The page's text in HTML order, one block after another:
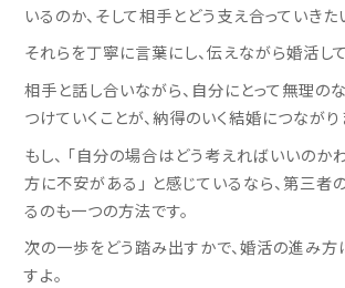
いるのか、そして相手とどう支え合っていきた
それらを丁寧に言葉にし、伝えながら婚活して
相手と話し合いながら、自分にとって無理の
つけていくことが、納得のいく結婚につながり
もし、 「自分の場合はどう考えればいいのか
方に不安がある」 と感じているなら、第三者
るのも一つの方法です。
次の一歩をどう踏み出すかで、婚活の進み方
すよ。